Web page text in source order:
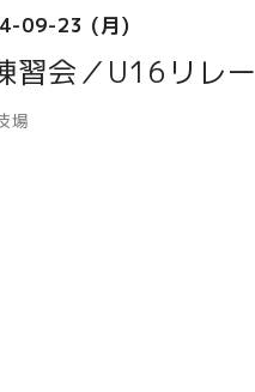
09-23 (月)
習会／U16リレー
場